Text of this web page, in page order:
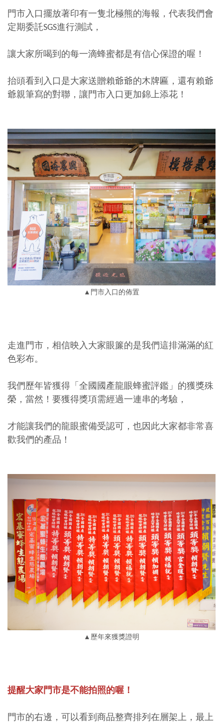
門市入口擺放著印有一隻北極熊的海報，代表我們會
定期委託SGS進行測試，
讓大家所喝到的每一滴蜂蜜都是有信心保證的喔！
抬頭看到入口是大家送贈賴爺爺的木牌匾，還有賴爺
爺親筆寫的對聯，讓門市入口更加錦上添花！
▲門市入口的佈置
走進門市，相信映入大家眼簾的是我們這排滿滿的紅
色彩布。
我們歷年皆獲得「全國國產龍眼蜂蜜評鑑」的獲獎殊
榮，當然！要獲得獎項需經過一連串的考驗，
才能讓我們的龍眼蜜備受認可，也因此大家都非常喜
歡我們的產品！
▲歷年來獲獎證明
提醒大家門市是不能拍照的喔！
門市的右邊，可以看到商品整齊排列在層架上，最上